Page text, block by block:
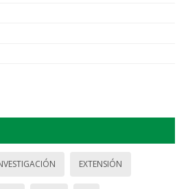
EXTENSIÓN